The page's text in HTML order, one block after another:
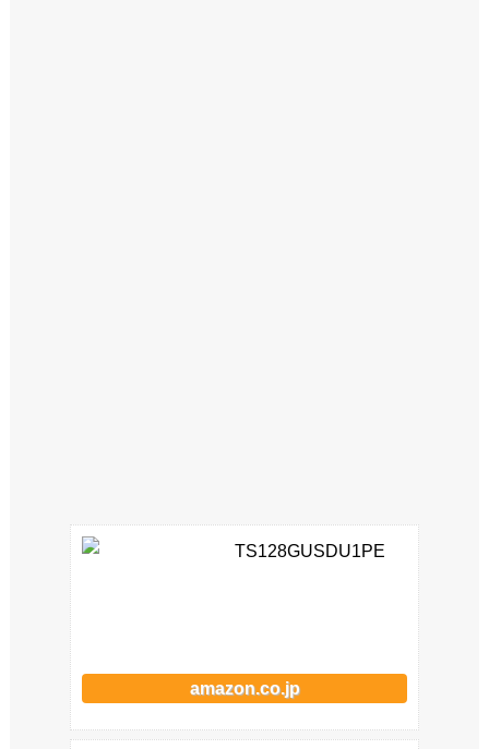
TS128GUSDU1PE
amazon.co.jp